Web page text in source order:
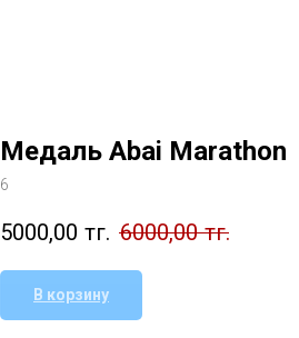
Медаль Abai Marathon
6
5000,00 тг. 6000,00 тг.
В корзину